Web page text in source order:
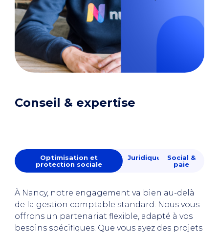
Conseil & expertise
Optimisation et
protection sociale
Juridique
Social &
paie
À Nancy, notre engagement va bien au-delà
de la gestion comptable standard. Nous vous
offrons un partenariat flexible, adapté à vos
besoins spécifiques. Que vous ayez des projets